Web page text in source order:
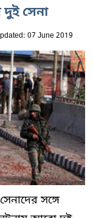
দুই সেনা
07 June 2019
সঙ্গে